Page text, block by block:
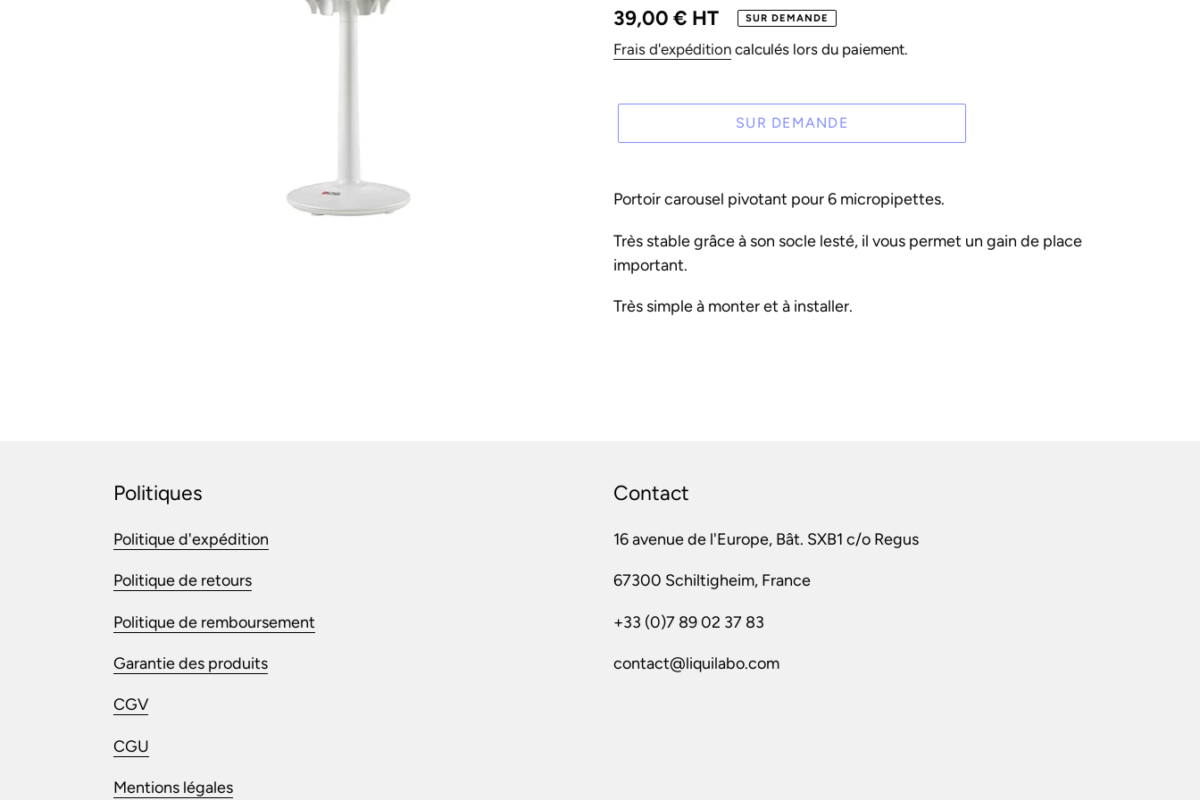
Prix
normal
39,00 € HT SUR DEMANDE
Frais d'expédition calculés lors du paiement.
SUR DEMANDE
d'un
à
votre
Portoir carousel pivotant pour 6 micropipettes.
Très stable grâce à son socle lesté, il vous permet un gain de place
important.
Très simple à monter et à installer.
Politiques
Politique d'expédition
Politique de retours
Politique de remboursement
Garantie des produits
CGV
CGU
Mentions légales
Contact
16 avenue de l'Europe, Bât. SXB1 c/o Regus
67300 Schiltigheim, France
+33 (0)7 89 02 37 83
contact@liquilabo.com